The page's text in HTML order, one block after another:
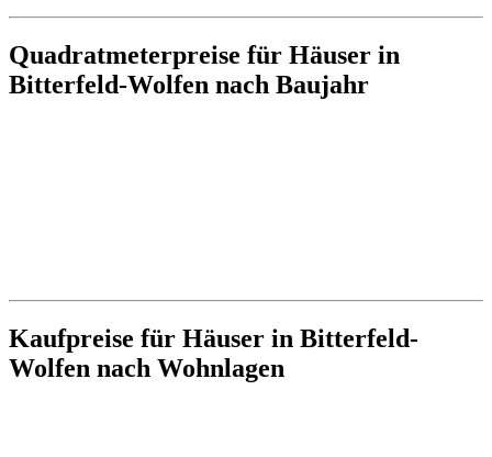
Quadratmeterpreise für Häuser in
Bitterfeld-Wolfen nach Baujahr
Kaufpreise für Häuser in Bitterfeld-
Wolfen nach Wohnlagen